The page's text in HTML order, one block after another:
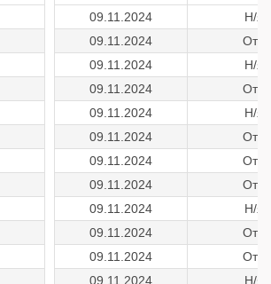
09.11.2024
Н/я
09.11.2024
Отл
09.11.2024
Н/я
09.11.2024
Отл
09.11.2024
Н/я
09.11.2024
Отл
09.11.2024
Отл
09.11.2024
Отл
09.11.2024
Н/я
09.11.2024
Отл
09.11.2024
Отл
09.11.2024
Н/я